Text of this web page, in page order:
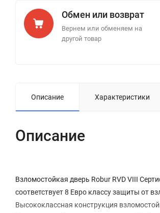
Обмен или возврат
Вернем или обменяем на
другой товар
Описание Характеристики
Описание
Взломостойкая дверь Robur RVD VIII
соответствует 8 Евро классу защиты от
Высококлассная конструкция